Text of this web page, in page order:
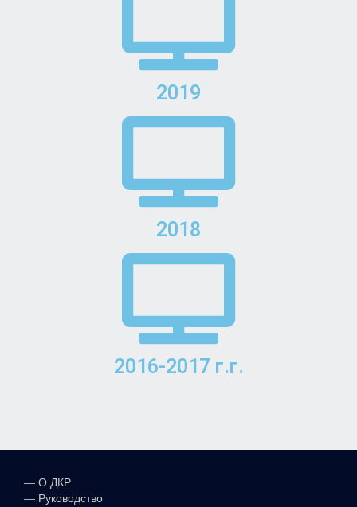
2019
2018
2016-2017 г.г.
— О ДКР
— Руководство